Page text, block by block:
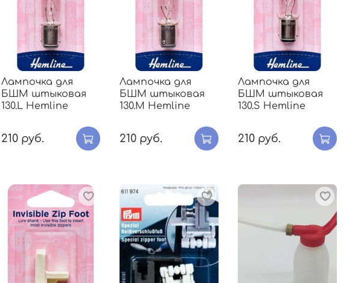
Лампочка для
БШМ штыковая
130.L Hemline
210 руб.
Лампочка для
БШМ штыковая
130.M Hemline
210 руб.
Лампочка для
БШМ штыковая
130.S Hemline
210 руб.